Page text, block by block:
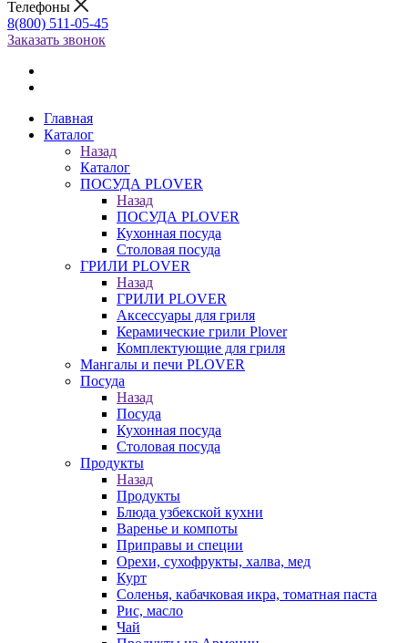
Телефоны
8(800) 511-05-45
Заказать звонок
Главная
Каталог
Назад
Каталог
ПОСУДА PLOVER
Назад
ПОСУДА PLOVER
Кухонная посуда
Столовая посуда
ГРИЛИ PLOVER
Назад
ГРИЛИ PLOVER
Аксессуары для гриля
Керамические грили Plover
Комплектующие для гриля
Мангалы и печи PLOVER
Посуда
Назад
Посуда
Кухонная посуда
Столовая посуда
Продукты
Назад
Продукты
Блюда узбекской кухни
Варенье и компоты
Приправы и специи
Орехи, сухофрукты, халва, мед
Курт
Соленья, кабачковая икра, томатная паста
Рис, масло
Чай